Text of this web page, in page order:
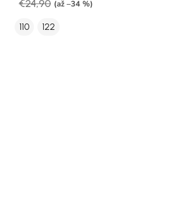
€24,90 (až –34 %)
110 122